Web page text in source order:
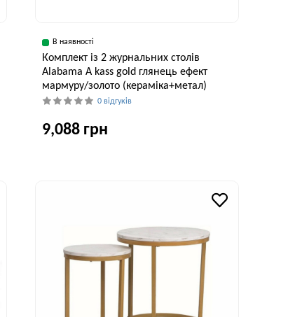
В наявності
Комплект із 2 журнальних столів
Alabama A kass gold глянець ефект
мармуру/золото (кераміка+метал)
0 відгуків
9,088 грн
41 см